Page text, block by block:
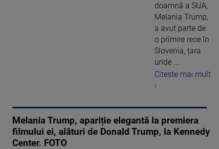
doamnă a SUA,
Melania Trump,
a avut parte de
o primire rece în
Slovenia, țara
unde ...
Citeste mai mult
›
Melania Trump, apariție elegantă la premiera
filmului ei, alături de Donald Trump, la Kennedy
Center. FOTO